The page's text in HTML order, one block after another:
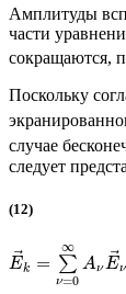
Амплитуды
части
сокращаются,
Поскольку
случае
следует
(12)
E⃗k = ∑
ν=0
∞
AνE⃗ν